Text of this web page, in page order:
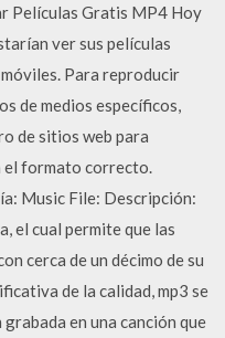
Películas Gratis MP4 Hoy
ver sus películas
Para reproducir
de medios específicos,
de sitios web para
formato correcto.
Music File: Descripción:
el cual permite que las
cerca de un décimo de su
de la calidad, mp3 se
en una canción que